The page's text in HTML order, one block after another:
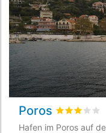
Poros bewertet3
Hafen im Poros auf